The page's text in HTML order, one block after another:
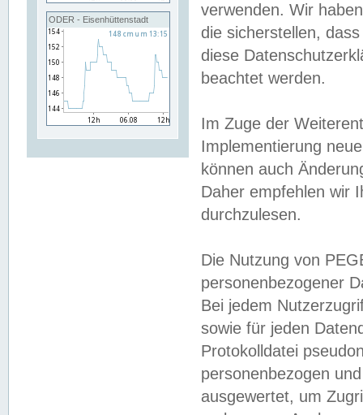
ODER - Eisenhüttenstadt
verwenden. Wir
die sicherstellen,
diese
beachtet werden.
Im Zuge der
Implementierung
können auch
Daher empfehlen wir
durchzulesen.
Die Nutzung von
personenbezogener
Bei jedem
sowie für jeden
Protokolldatei
personenbezogen
ausgewertet, um